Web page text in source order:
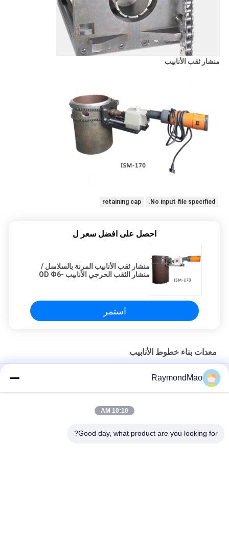
منشار ثقب الأنابيب
No input file specified.
retaining cap
احصل على افضل سعر ل
منشار ثقب الأنابيب المرنة بالسلاسل /
منشار الثقب الحرجي الأنابيب OD Ф6-
استمر
معدات بناء خطوط الأنابيب
مصدر الطاقة
RaymondMao
10:10 AM
Good day, what product are you looking for?